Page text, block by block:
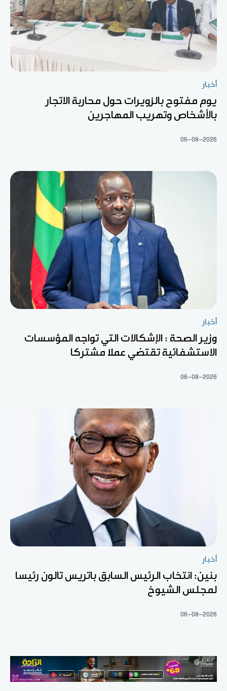
أخبار
يوم مفتوح بالزويرات حول محاربة الاتجار
بالأشخاص وتهريب المهاجرين
06-08-2026
أخبار
وزير الصحة : الإشكالات التي تواجه المؤسسات
الاستشفائية تقتضي عملا مشتركا
06-08-2026
أخبار
بنين: انتخاب الرئيس السابق باتريس تالون رئيسا
لمجلس الشيوخ
06-08-2026